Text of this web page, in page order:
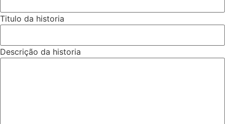
Titulo da historia
Descrição da historia